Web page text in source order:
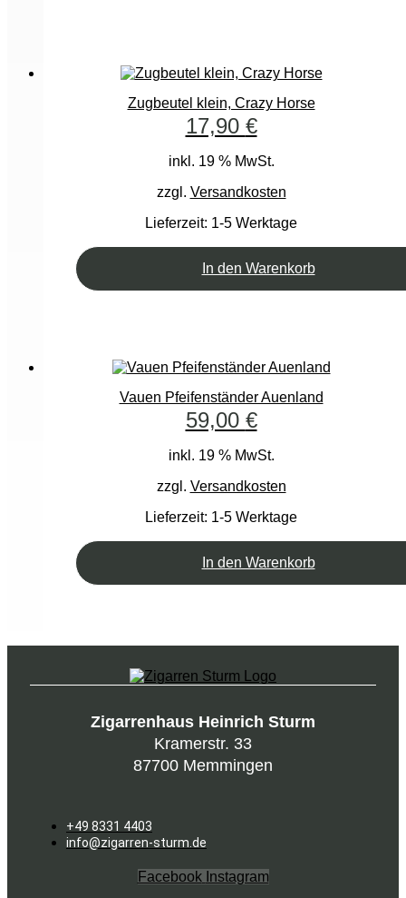
Zugbeutel klein, Crazy Horse
17,90 €
inkl. 19 % MwSt.
zzgl. Versandkosten
Lieferzeit: 1-5 Werktage
In den Warenkorb
Vauen Pfeifenständer Auenland
59,00 €
inkl. 19 % MwSt.
zzgl. Versandkosten
Lieferzeit: 1-5 Werktage
In den Warenkorb
Zigarrenhaus Heinrich Sturm
Kramerstr. 33
87700 Memmingen
+49 8331 4403
info@zigarren-sturm.de
Facebook Instagram